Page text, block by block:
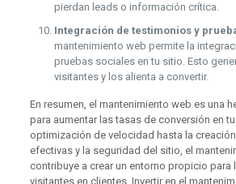
pierdan leads o información crítica.
Integración de testimonios y
mantenimiento web permite la
pruebas sociales en tu sitio. Esto
visitantes y los alienta a convertir.
En resumen, el mantenimiento web es una
para aumentar las tasas de conversión en
optimización de velocidad hasta la
efectivas y la seguridad del sitio, el
contribuye a crear un entorno propicio para
visitantes en clientes. Invertir en el